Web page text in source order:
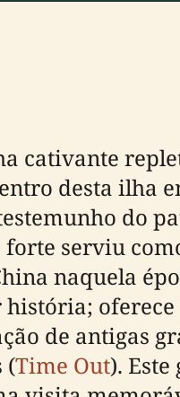
cativante
desta ilha
do
forte serviu
naquela
história;
de antigas
(Time Out).